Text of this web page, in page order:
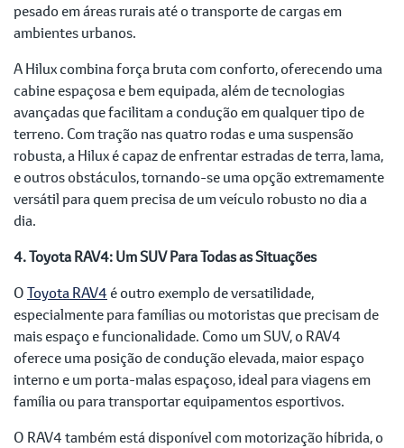
pesado em áreas rurais até o transporte de cargas em
ambientes urbanos.
A Hilux combina força bruta com conforto, oferecendo uma
cabine espaçosa e bem equipada, além de tecnologias
avançadas que facilitam a condução em qualquer tipo de
terreno. Com tração nas quatro rodas e uma suspensão
robusta, a Hilux é capaz de enfrentar estradas de terra, lama,
e outros obstáculos, tornando-se uma opção extremamente
versátil para quem precisa de um veículo robusto no dia a
dia.
4. Toyota RAV4: Um SUV Para Todas as Situações
OToyota RAV4 é outro exemplo de versatilidade,
especialmente para famílias ou motoristas que precisam de
mais espaço e funcionalidade. Como um SUV, o RAV4
oferece uma posição de condução elevada, maior espaço
interno e um porta-malas espaçoso, ideal para viagens em
família ou para transportar equipamentos esportivos.
O RAV4 também está disponível com motorização híbrida, o